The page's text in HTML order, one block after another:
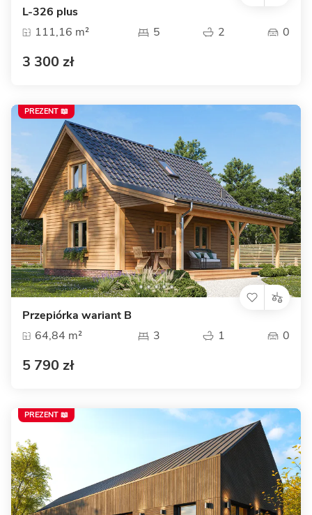
L-326 plus
111,16 m²
5 2 0
3 300 zł
Przepiórka wariant B
64,84 m²
3 1 0
5 790 zł
PREZENT 📖
PREZENT 📖